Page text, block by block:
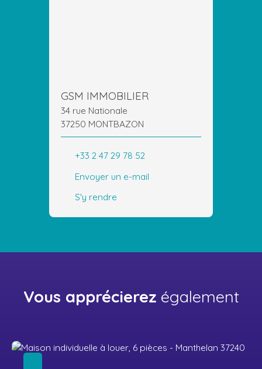
GSM IMMOBILIER
34 rue Nationale
37250 MONTBAZON
+33 2 47 29 78 52
Envoyer un e-mail
S'y rendre
Vous apprécierez également